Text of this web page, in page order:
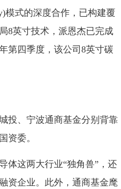
模式的深度合作，已构建覆
8英寸技术，派恩杰已完成
第四季度，该公司8英寸碳
、宁波通商基金分别背靠
资委。
这两大行业“独角兽”，还
资企业。此外，通商基金麾